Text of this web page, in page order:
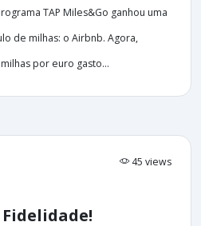
TAP Miles&Go ganhou uma
de milhas: o Airbnb. Agora,
por euro gasto...
45 views